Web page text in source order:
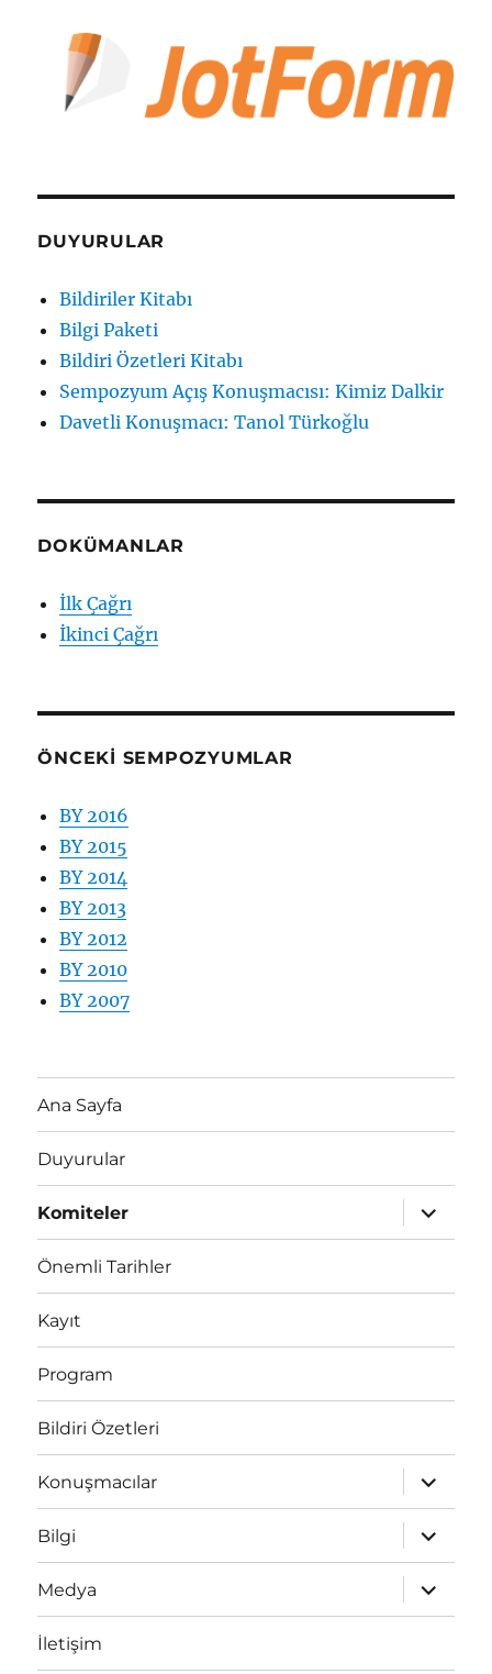
DUYURULAR
Bildiriler Kitabı
Bilgi Paketi
Bildiri Özetleri Kitabı
Sempozyum Açış Konuşmacısı: Kimiz Dalkir
Davetli Konuşmacı: Tanol Türkoğlu
DOKÜMANLAR
İlk Çağrı
İkinci Çağrı
ÖNCEKI SEMPOZYUMLAR
BY 2016
BY 2015
BY 2014
BY 2013
BY 2012
BY 2010
BY 2007
Ana Sayfa
Duyurular
Komiteler
Alt
menüyü
genişlet
Önemli Tarihler
Kayıt
Program
Bildiri Özetleri
Konuşmacılar
Alt
menüyü
genişlet
Bilgi
Alt
menüyü
genişlet
Medya
Alt
menüyü
genişlet
İletişim